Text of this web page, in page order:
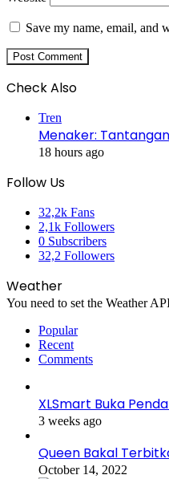
Save my name, email, and
Check Also
Tren
Menaker:
18 hours ago
Follow Us
32,2k Fans
2,1k Followers
0 Subscribers
32,2 Followers
Weather
You need to set the Weather
Popular
Recent
Comments
XLSmart Buka
3 weeks ago
Queen Bakal
October 14, 2022